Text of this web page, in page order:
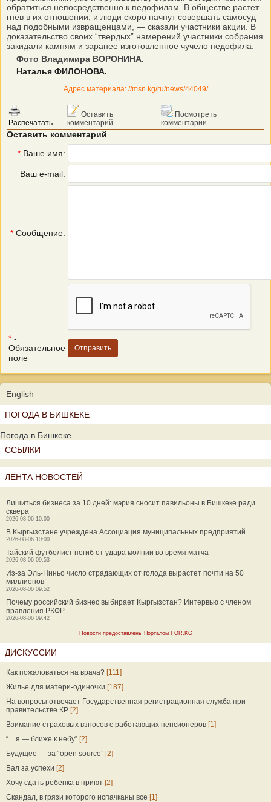
обратиться непосредственно к педофилам. В обществе растет
гнев в их отношении, и люди скоро начнут совершать самосуд
над подобными извращенцами, — сказали участники акции. В
доказательство своих “твердых” намерений участники собрания
закидали камням и заранее изготовленное чучело педофила.
Фото Владимира ВОРОНИНА.
Наталья ФИЛОНОВА.
Адрес материала: //msn.kg/ru/news/44049/
Распечатать
Оставить
комментарий
Посмотреть
комментарии
Оставить комментарий
* Ваше имя:
Ваш e-mail:
* Сообщение:
* -
Обязательное
поле
English
ПОГОДА В БИШКЕКЕ
Погода в Бишкеке
ССЫЛКИ
ЛЕНТА НОВОСТЕЙ
Лишиться бизнеса за 10 дней: мэрия сносит павильоны в Бишкеке ради
сквера
2026-08-06 10:00
В Кыргызстане учреждена Ассоциация муниципальных предприятий
2026-08-06 10:00
Тайский футболист погиб от удара молнии во время матча
2026-08-06 09:53
Из-за Эль-Ниньо число страдающих от голода вырастет почти на 50
миллионов
2026-08-06 09:52
Почему российский бизнес выбирает Кыргызстан? Интервью с членом
правления РКФР
2026-08-06 09:42
Новости предоставлены Порталом FOR.KG
ДИСКУССИИ
Как пожаловаться на врача? [111]
Жилье для матери-одиночки [187]
На вопросы отвечает Государственная регистрационная служба при
правительстве КР [2]
Взимание страховых взносов с работающих пенсионеров [1]
“…я — ближе к небу” [2]
Будущее — за “open source” [2]
Бал за успехи [2]
Хочу сдать ребенка в приют [2]
Скандал, в грязи которого испачканы все [1]